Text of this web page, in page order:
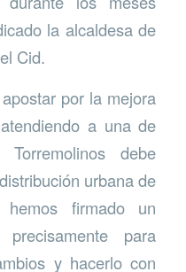
la alcaldesa de
Cid.
por la mejora
a una de
debe
urbana de
hemos firmado un
para
y hacerlo con